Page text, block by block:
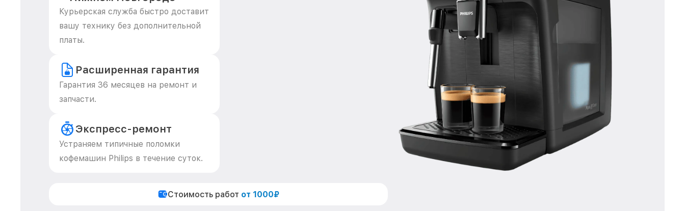
Курьерская служба быстро доставит
вашу технику без дополнительной
платы.
Расширенная гарантия
Гарантия 36 месяцев на ремонт и
запчасти.
Экспресс-ремонт
Устраняем типичные поломки
кофемашин Philips в течение суток.
Стоимость работ от 1000₽